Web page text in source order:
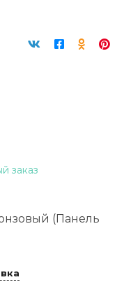
заказ
(Панель